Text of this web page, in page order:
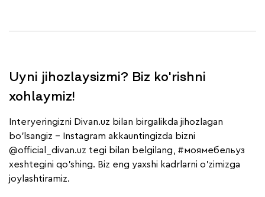
Uyni jihozlaysizmi? Biz ko'rishni
xohlaymiz!
Interyeringizni Divan.uz bilan birgalikda jihozlagan
bo'lsangiz - Instagram akkauntingizda bizni
@official_divan.uz tegi bilan belgilang, #моямебельуз
xeshtegini qo'shing. Biz eng yaxshi kadrlarni o'zimizga
joylashtiramiz.